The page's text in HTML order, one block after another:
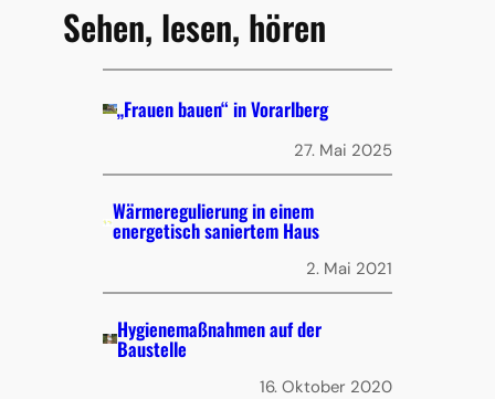
Sehen, lesen, hören
„Frauen bauen“ in Vorarlberg
27. Mai 2025
Wärmeregulierung in einem
energetisch saniertem Haus
2. Mai 2021
Hygienemaßnahmen auf der
Baustelle
16. Oktober 2020